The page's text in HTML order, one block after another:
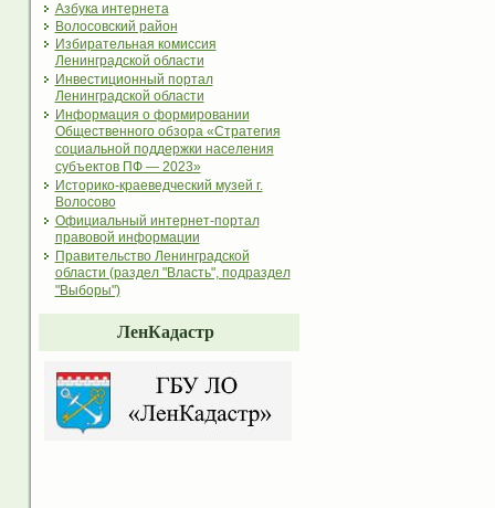
Азбука интернета
Волосовский район
Избирательная комиссия
Ленинградской области
Инвестиционный портал
Ленинградской области
Информация о формировании
Общественного обзора «Стратегия
социальной поддержки населения
субъектов ПФ — 2023»
Историко-краеведческий музей г.
Волосово
Официальный интернет-портал
правовой информации
Правительство Ленинградской
области (раздел "Власть", подраздел
"Выборы")
ЛенКадастр